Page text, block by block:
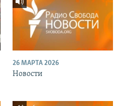
26 МАРТА 2026
Новости